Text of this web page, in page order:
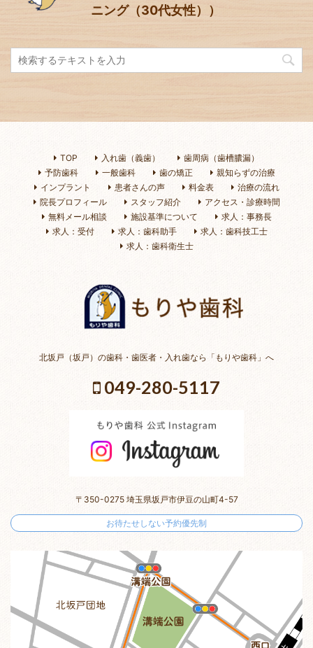
ニング（30代女性））
TOP 入れ歯（義歯）
歯周病（歯槽膿漏）
予防歯科
一般歯科 歯の矯正
親知らずの治療
インプラント
患者さんの声 料金表
治療の流れ
院長プロフィール
スタッフ紹介
アクセス・診療時間
無料メール相談
施設基準について
求人：事務長
求人：受付
求人：歯科助手
求人：歯科技工士
求人：歯科衛生士
北坂戸（坂戸）の歯科・歯医者・入れ歯なら「もりや歯科」へ
049-280-5117
〒350-0275 埼玉県坂戸市伊豆の山町4-57
お待たせしない予約優先制